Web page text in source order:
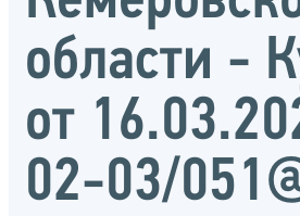
области -
от
02-03/